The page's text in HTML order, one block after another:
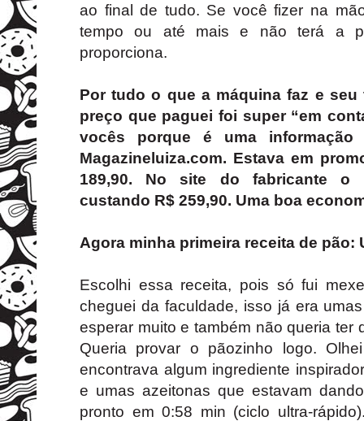
ao final de tudo. Se você fizer na
tempo ou até mais e não terá a
proporciona.
Por tudo o que a máquina faz e
preço que paguei foi super “em
vocês porque é uma
Magazineluiza.com. Estava em
189,90. No site do fabricante o
custando R$ 259,90. Uma boa
Agora minha primeira receita de pão:
Escolhi essa receita, pois só fui
cheguei da faculdade, isso já era
esperar muito e também não queria ter
Queria provar o pãozinho logo.
encontrava algum ingrediente
e umas azeitonas que estavam
pronto em 0:58 min (ciclo ultra-